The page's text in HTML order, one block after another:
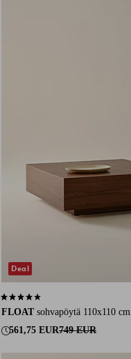
FLOAT sohvapöytä 110x110 cm
561,75 EUR749 EUR
3,8 perustuen 5 arvosanaan
Deal